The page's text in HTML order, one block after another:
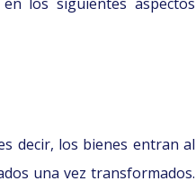
decir, los bienes entran al
una vez transformados.